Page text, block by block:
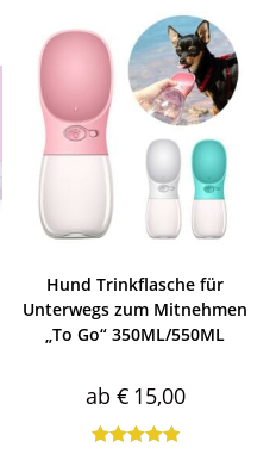
Hund Trinkflasche für
Unterwegs zum Mitnehmen
„To Go“ 350ML/550ML
ab € 15,00